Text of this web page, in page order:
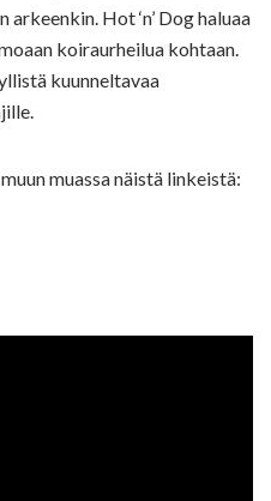
Hot ‘n’ Dog haluaa
koiraurheilua kohtaan.
kuunneltavaa
muassa näistä linkeistä: